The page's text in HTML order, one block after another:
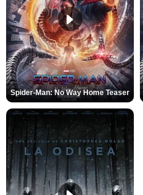
Spider-Man: No Way Home Teaser